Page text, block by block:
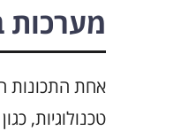
מערכות
טכנולוגיות,